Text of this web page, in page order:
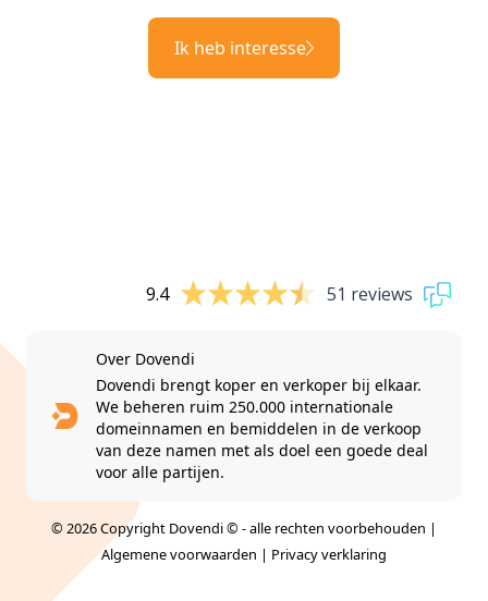
Ik heb interesse
9.4 51 reviews
Over Dovendi
Dovendi brengt koper en verkoper bij elkaar.
We beheren ruim 250.000 internationale
domeinnamen en bemiddelen in de verkoop
van deze namen met als doel een goede deal
voor alle partijen.
© 2026 Copyright Dovendi © - alle rechten voorbehouden |
Algemene voorwaarden | Privacy verklaring